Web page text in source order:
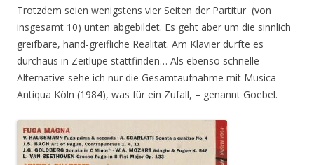
Trotzdem seien wenigstens vier Seiten der Partitur (von
insgesamt 10) unten abgebildet. Es geht aber um die sinnlich
greifbare, hand-greifliche Realität. Am Klavier dürfte es
durchaus in Zeitlupe stattfinden… Als ebenso schnelle
Alternative sehe ich nur die Gesamtaufnahme mit Musica
Antiqua Köln (1984), was für ein Zufall, – genannt Goebel.